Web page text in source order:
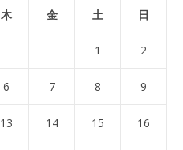
木 金 土 日
1 2
6 7 8 9
13 14 15 16